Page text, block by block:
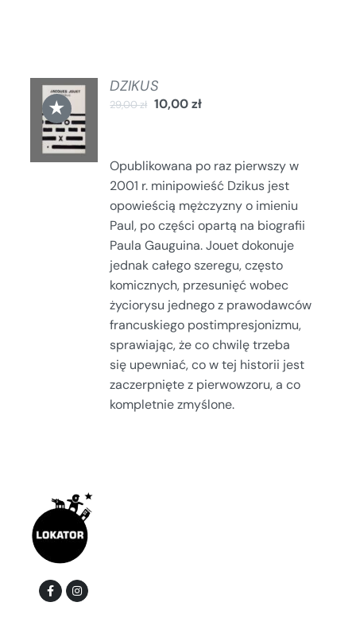
★
DODAJ
DO
KOSZYKA
/
SZCZEGÓŁY
DZIKUS
29,00zł 10,00zł
Opublikowana po raz pierwszy w
2001 r. minipowieść Dzikus jest
opowieścią mężczyzny o imieniu
Paul, po części opartą na biografii
Paula Gauguina. Jouet dokonuje
jednak całego szeregu, często
komicznych, przesunięć wobec
życiorysu jednego z prawodawców
francuskiego postimpresjonizmu,
sprawiając, że co chwilę trzeba
się upewniać, co w tej historii jest
zaczerpnięte z pierwowzoru, a co
kompletnie zmyślone.